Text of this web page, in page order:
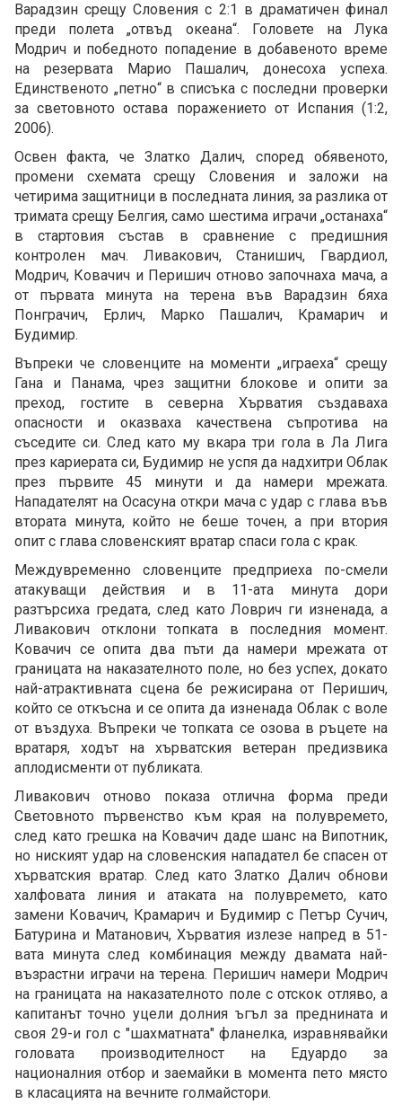
Варадзин срещу Словения с 2:1 в драматичен финал
преди полета „отвъд океана“. Головете на Лука
Модрич и победното попадение в добавеното време
на резервата Марио Пашалич, донесоха успеха.
Единственото „петно“ в списъка с последни проверки
за световното остава поражението от Испания (1:2,
2006).
Освен факта, че Златко Далич, според обявеното,
промени схемата срещу Словения и заложи на
четирима защитници в последната линия, за разлика от
тримата срещу Белгия, само шестима играчи „останаха“
в стартовия състав в сравнение с предишния
контролен мач. Ливакович, Станишич, Гвардиол,
Модрич, Ковачич и Перишич отново започнаха мача, а
от първата минута на терена във Варадзин бяха
Понграчич, Ерлич, Марко Пашалич, Крамарич и
Будимир.
Въпреки че словенците на моменти „играеха“ срещу
Гана и Панама, чрез защитни блокове и опити за
преход, гостите в северна Хърватия създаваха
опасности и оказваха качествена съпротива на
съседите си. След като му вкара три гола в Ла Лига
през кариерата си, Будимир не успя да надхитри Облак
през първите 45 минути и да намери мрежата.
Нападателят на Осасуна откри мача с удар с глава във
втората минута, който не беше точен, а при втория
опит с глава словенският вратар спаси гола с крак.
Междувременно словенците предприеха по-смели
атакуващи действия и в 11-ата минута дори
разтърсиха гредата, след като Ловрич ги изненада, а
Ливакович отклони топката в последния момент.
Ковачич се опита два пъти да намери мрежата от
границата на наказателното поле, но без успех, докато
най-атрактивната сцена бе режисирана от Перишич,
който се откъсна и се опита да изненада Облак с воле
от въздуха. Въпреки че топката се озова в ръцете на
вратаря, ходът на хърватския ветеран предизвика
аплодисменти от публиката.
Ливакович отново показа отлична форма преди
Световното първенство към края на полувремето,
след като грешка на Ковачич даде шанс на Випотник,
но ниският удар на словенския нападател бе спасен от
хърватския вратар. След като Златко Далич обнови
халфовата линия и атаката на полувремето, като
замени Ковачич, Крамарич и Будимир с Петър Сучич,
Батурина и Матанович, Хърватия излезе напред в 51-
вата минута след комбинация между двамата най-
възрастни играчи на терена. Перишич намери Модрич
на границата на наказателното поле с отскок отляво, а
капитанът точно уцели долния ъгъл за преднината и
своя 29-и гол с "шахматната" фланелка, изравнявайки
головата производителност на Едуардо за
националния отбор и заемайки в момента пето място
в класацията на вечните голмайстори.